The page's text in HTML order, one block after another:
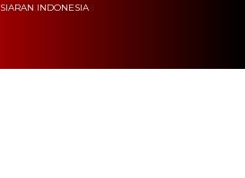
SIARAN INDONESIA